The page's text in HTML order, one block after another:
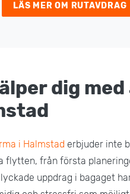
LÄS MER OM RUTAVDRAG
dig
i Halmstad erbjuder inte
flytten, från första
uppdrag i bagaget